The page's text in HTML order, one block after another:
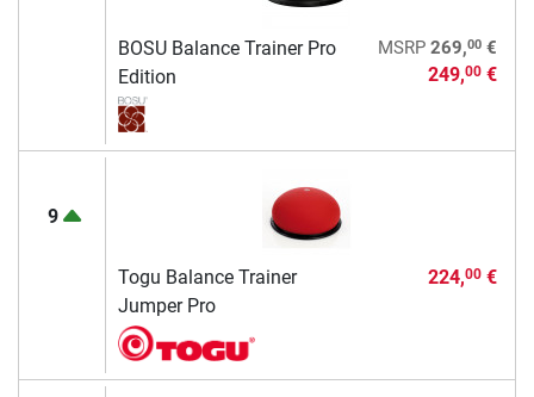
BOSU Balance Trainer Pro
Edition
MSRP 269,00€
249,00€
9
Togu Balance Trainer
Jumper Pro
224,00€